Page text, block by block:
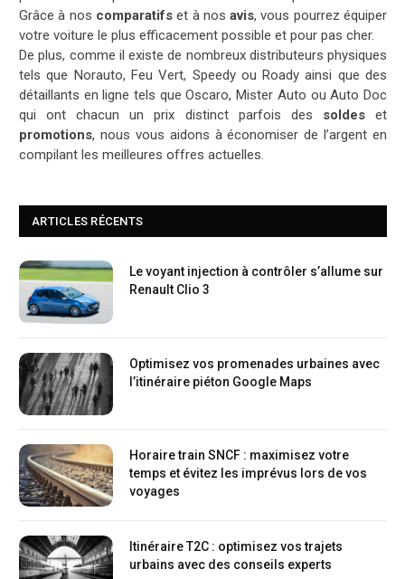
Grâce à nos comparatifset à nosavis, vous pourrez équiper
votre voiture le plus efficacement possible et pour pas cher.
De plus, comme il existe de nombreux distributeurs physiques
tels que Norauto, Feu Vert, Speedy ou Roady ainsi que des
détaillants en ligne tels que Oscaro, Mister Auto ou Auto Doc
qui ont chacun un prix distinct parfois des soldeset
promotions, nous vous aidons à économiser de l’argent en
compilant les meilleures offres actuelles.
ARTICLES RÉCENTS
Le voyant injection à contrôler s’allume sur
Renault Clio 3
Optimisez vos promenades urbaines avec
l’itinéraire piéton Google Maps
Horaire train SNCF : maximisez votre
temps et évitez les imprévus lors de vos
voyages
Itinéraire T2C : optimisez vos trajets
urbains avec des conseils experts